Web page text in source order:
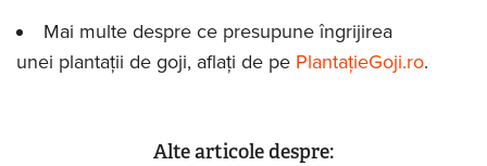
Mai multe despre ce presupune îngrijirea
unei plantații de goji, aflați de pe PlantațieGoji.ro.
Alte articole despre: